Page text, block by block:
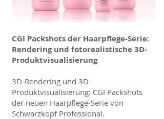
CGI Packshots der Haarpflege-Serie:
Rendering und fotorealistische 3D-
Produktvisualisierung
3D-Rendering und 3D-
Produktvisualisierung: CGI Packshots
der neuen Haarpflege-Serie von
Schwarzkopf Professional.